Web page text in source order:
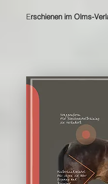
Erschienen im Olms-